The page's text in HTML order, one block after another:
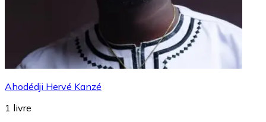
Ahodédji Hervé Kanzé
1 livre